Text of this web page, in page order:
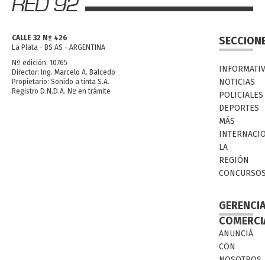
CALLE 32 Nº 426
La Plata - BS AS - ARGENTINA
Nº edición: 10765
Director: Ing. Marcelo A. Balcedo
Propietario: Sonido a tinta S.A.
Registro D.N.D.A. Nº en trámite
NOTICIAS
POLICIALES
DEPORTES
MÁS
LA
REGIÓN
ANUNCIÁ
CON